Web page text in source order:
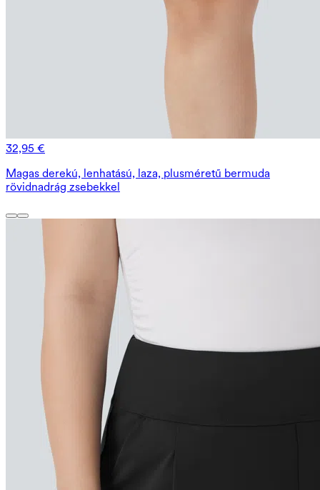
32,95 €
Magas derekú, lenhatású, laza, plusméretű bermuda
rövidnadrág zsebekkel